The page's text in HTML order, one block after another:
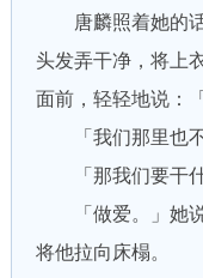
唐麟照着她的话
头发弄干净，将上
面前，轻轻地说：
「我们那里也不
「那我们要干什
「做爱。」她说
将他拉向床榻。